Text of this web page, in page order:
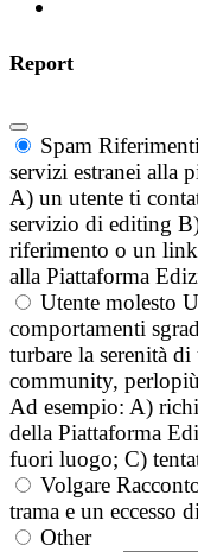
Report
Spam
servizi estranei alla
A) un utente ti
servizio di editing
riferimento o un
alla Piattaforma
Utente molesto
comportamenti
turbare la serenità
community,
Ad esempio: A)
della Piattaforma
fuori luogo; C)
Volgare
trama e un eccesso
Other